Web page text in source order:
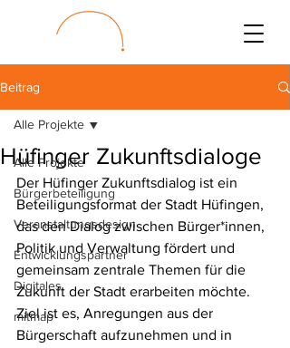
Beitrag
Alle Projekte
Bürgerbeteiligung
Veranstaltungsdesign
Entwicklungspartner
Digitales
mitmap
Alle Projekte
Hüfinger Zukunftsdialoge
Der Hüfinger Zukunftsdialog ist ein
Beteiligungsformat der Stadt Hüfingen,
das den Dialog zwischen Bürger*innen,
Politik und Verwaltung fördert und
gemeinsam zentrale Themen für die
Zukunft der Stadt erarbeiten möchte.
Ziel ist es, Anregungen aus der
Bürgerschaft aufzunehmen und in